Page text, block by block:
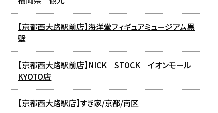
【京都西大路駅前店】海洋堂フィギュアミュージアム黒
壁
【京都西大路駅前店】NICK STOCK イオンモール
KYOTO店
【京都西大路駅店】すき家/京都/南区